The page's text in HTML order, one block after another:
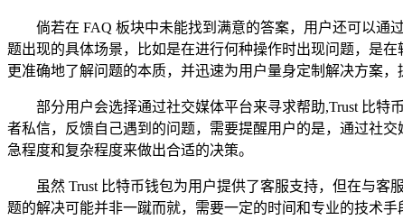
倘若在 FAQ 板块中未能找到满意的答案，用户还可以通
题出现的具体场景，比如是在进行何种操作时出现问题，是
更准确地了解问题的本质，并迅速为用户量身定制解决方案
部分用户会选择通过社交媒体平台来寻求帮助,Trust 比
者私信，反馈自己遇到的问题，需要提醒用户的是，通过社
急程度和复杂程度来做出合适的决策。
虽然 Trust 比特币钱包为用户提供了客服支持，但在与
题的解决可能并非一蹴而就，需要一定的时间和专业的技术